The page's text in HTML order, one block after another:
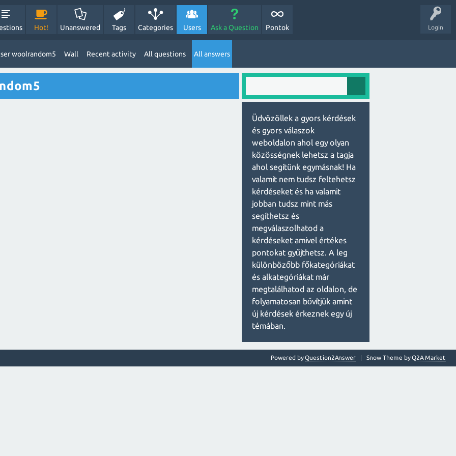
Login
Hot! Unanswered Tags Categories Users Ask a Question Pontok
woolrandom5 Wall Recent activity All questions All answers
Üdvözöllek a gyors kérdések
és gyors válaszok
weboldalon ahol egy olyan
közösségnek lehetsz a tagja
ahol segítünk egymásnak! Ha
valamit nem tudsz feltehetsz
kérdéseket és ha valamit
jobban tudsz mint más
segíthetsz és
megválaszolhatod a
kérdéseket amivel értékes
pontokat gyűjthetsz. A leg
különbözőbb főkategóriákat
és alkategóriákat már
megtalálhatod az oldalon, de
folyamatosan bővítjük amint
új kérdések érkeznek egy új
témában.
Snow Theme byQ2A Market
Powered byQuestion2Answer